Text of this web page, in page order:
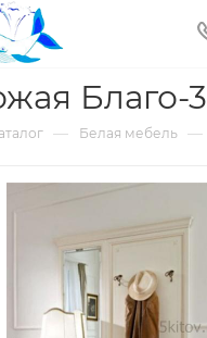
Благо-3
— Белая мебель —